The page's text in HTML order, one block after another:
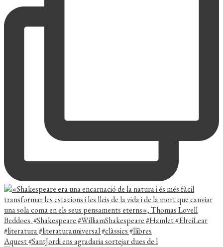
Aquest #SantJordi ens agradaria sortejar dues de l